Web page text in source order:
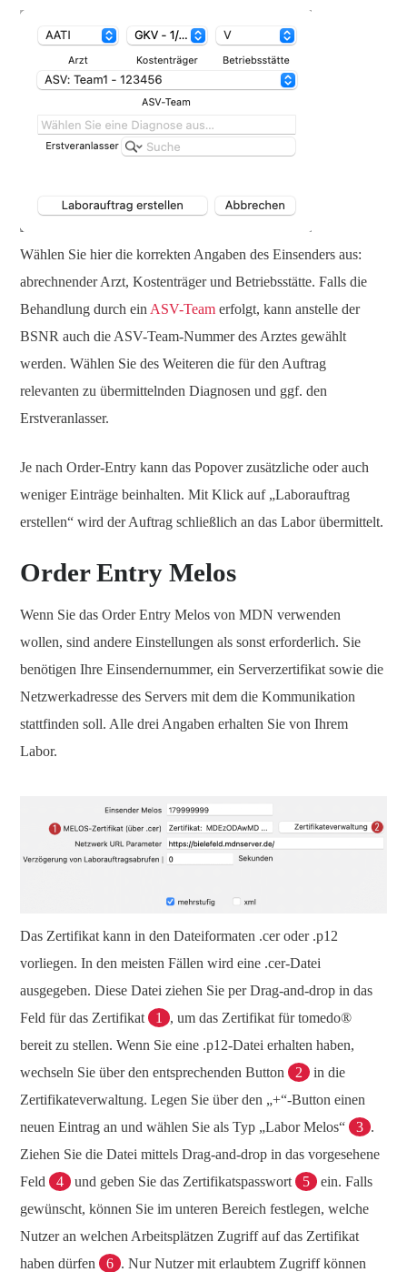
Wählen Sie hier die korrekten Angaben des Einsenders aus:
abrechnender Arzt, Kostenträger und Betriebsstätte. Falls die
Behandlung durch ein ASV-Team erfolgt, kann anstelle der
BSNR auch die ASV-Team-Nummer des Arztes gewählt
werden. Wählen Sie des Weiteren die für den Auftrag
relevanten zu übermittelnden Diagnosen und ggf. den
Erstveranlasser.
Je nach Order-Entry kann das Popover zusätzliche oder auch
weniger Einträge beinhalten. Mit Klick auf „Laborauftrag
erstellen“ wird der Auftrag schließlich an das Labor übermittelt.
Order Entry Melos
Wenn Sie das Order Entry Melos von MDN verwenden
wollen, sind andere Einstellungen als sonst erforderlich. Sie
benötigen Ihre Einsendernummer, ein Serverzertifikat sowie die
Netzwerkadresse des Servers mit dem die Kommunikation
stattfinden soll. Alle drei Angaben erhalten Sie von Ihrem
Labor.
Das Zertifikat kann in den Dateiformaten .cer oder .p12
vorliegen. In den meisten Fällen wird eine .cer-Datei
ausgegeben. Diese Datei ziehen Sie per Drag-and-drop in das
Feld für das Zertifikat
1
, um das Zertifikat für tomedo®
bereit zu stellen. Wenn Sie eine .p12-Datei erhalten haben,
wechseln Sie über den entsprechenden Button
2
in die
Zertifikateverwaltung. Legen Sie über den „+“-Button einen
neuen Eintrag an und wählen Sie als Typ „Labor Melos“
3 .
Ziehen Sie die Datei mittels Drag-and-drop in das vorgesehene
Feld
4 und geben Sie das Zertifikatspasswort 5
ein. Falls
gewünscht, können Sie im unteren Bereich festlegen, welche
Nutzer an welchen Arbeitsplätzen Zugriff auf das Zertifikat
haben dürfen
6 . Nur Nutzer mit erlaubtem Zugriff können